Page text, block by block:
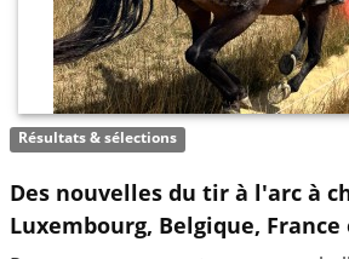
Résultats & sélections
Des nouvelles du tir à l'arc à
Luxembourg, Belgique, France